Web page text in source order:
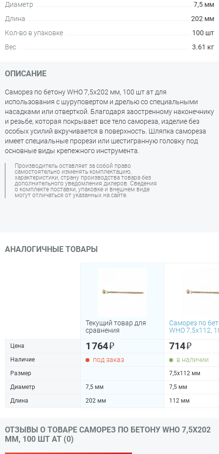
Диаметр
7,5 мм
Длина
202 мм
Кол-во в упаковке
100 шт
Вес
3.61 кг
ОПИСАНИЕ
Саморез по бетону WHO 7,5х202 мм, 100 шт ат для
использования с шуруповертом и дрелью со специальными
насадками или отверткой. Благодаря заостренному наконечнику
и резьбе, которая покрывает все тело самореза, изделие без
особых усилий вкручивается в поверхность. Шляпка самореза
имеет специальные прорези или шестигранную головку под
основные виды крепежного инструмента.
Производитель оставляет за собой право
самостоятельно изменять комплектацию,
характеристики, страну производства товара без
дополнительного уведомления дилеров. Сведения
о комплекте поставки, упаковке и внешнем виде
могут отличаться от указанных на сайте.
АНАЛОГИЧНЫЕ ТОВАРЫ
Текущий товар для
сравнения
Саморез по
WHO 7,5х112,
Цена 1 764₽ 714₽
Наличие под заказ в наличии
Размер
7,5х112 мм
Диаметр
7,5 мм
7,5 мм
Длина
202 мм 112 мм
ОТЗЫВЫ О ТОВАРЕ САМОРЕЗ ПО БЕТОНУ WHO 7,5Х202
ММ, 100 ШТ АТ (0)